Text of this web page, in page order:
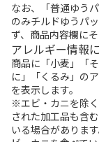
なお、「普通ゆう
のみチルドゆうパ
ず、商品内容欄に
アレルギー情報
商品に「小麦」「
に」「くるみ」の
を表示します。
※エビ・カニを除
された加工品も含
いる場合がありま